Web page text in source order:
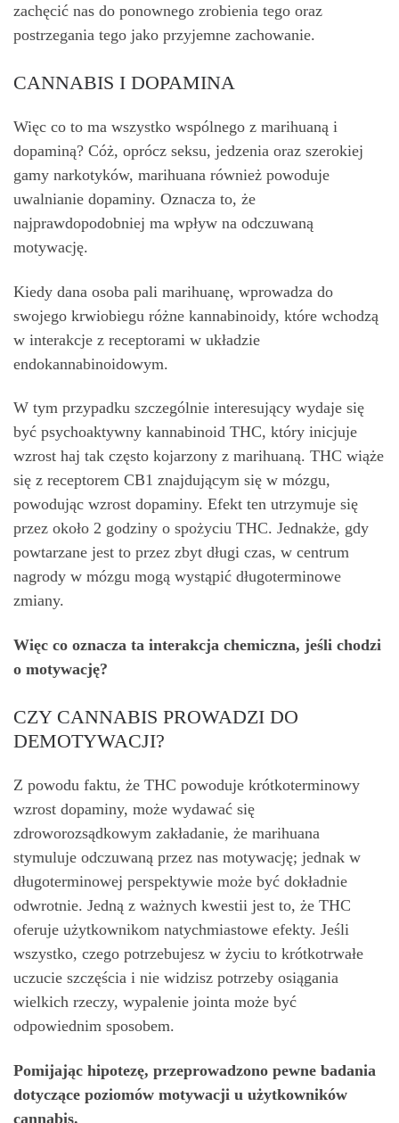
zachęcić nas do ponownego zrobienia tego oraz
postrzegania tego jako przyjemne zachowanie.
CANNABIS I DOPAMINA
Więc co to ma wszystko wspólnego z marihuaną i
dopaminą? Cóż, oprócz seksu, jedzenia oraz szerokiej
gamy narkotyków, marihuana również powoduje
uwalnianie dopaminy. Oznacza to, że
najprawdopodobniej ma wpływ na odczuwaną
motywację.
Kiedy dana osoba pali marihuanę, wprowadza do
swojego krwiobiegu różne kannabinoidy, które wchodzą
w interakcje z receptorami w układzie
endokannabinoidowym.
W tym przypadku szczególnie interesujący wydaje się
być psychoaktywny kannabinoid THC, który inicjuje
wzrost haj tak często kojarzony z marihuaną. THC wiąże
się z receptorem CB1 znajdującym się w mózgu,
powodując wzrost dopaminy. Efekt ten utrzymuje się
przez około 2 godziny o spożyciu THC. Jednakże, gdy
powtarzane jest to przez zbyt długi czas, w centrum
nagrody w mózgu mogą wystąpić długoterminowe
zmiany.
Więc co oznacza ta interakcja chemiczna, jeśli chodzi
o motywację?
CZY CANNABIS PROWADZI DO
DEMOTYWACJI?
Z powodu faktu, że THC powoduje krótkoterminowy
wzrost dopaminy, może wydawać się
zdroworozsądkowym zakładanie, że marihuana
stymuluje odczuwaną przez nas motywację; jednak w
długoterminowej perspektywie może być dokładnie
odwrotnie. Jedną z ważnych kwestii jest to, że THC
oferuje użytkownikom natychmiastowe efekty. Jeśli
wszystko, czego potrzebujesz w życiu to krótkotrwałe
uczucie szczęścia i nie widzisz potrzeby osiągania
wielkich rzeczy, wypalenie jointa może być
odpowiednim sposobem.
Pomijając hipotezę, przeprowadzono pewne badania
dotyczące poziomów motywacji u użytkowników
cannabis.